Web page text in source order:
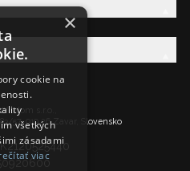
s.r.o.,
57, 919 26 Zavar, Slovensko
×
cookie na
všetkých
zásadami
viac